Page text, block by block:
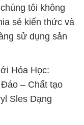
tôi không
sẻ kiến thức và
sử dụng sản
Hóa Học:
– Chất tạo
Sles Dạng